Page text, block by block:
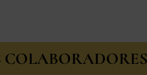
COLABORADORES